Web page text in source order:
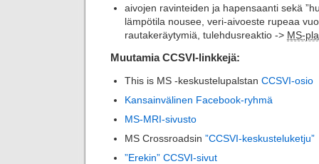
aivojen ravinteiden ja hapensaanti sekä
lämpötila nousee, veri-aivoeste rupeaa
rautakeräytymiä, tulehdusreaktio -> MS-
Muutamia CCSVI-linkkejä:
This is MS -keskustelupalstan CCSVI-osio
Kansainvälinen Facebook-ryhmä
MS-MRI-sivusto
MS Crossroadsin ”CCSVI-keskusteluketju”
”Erekin” CCSVI-sivut